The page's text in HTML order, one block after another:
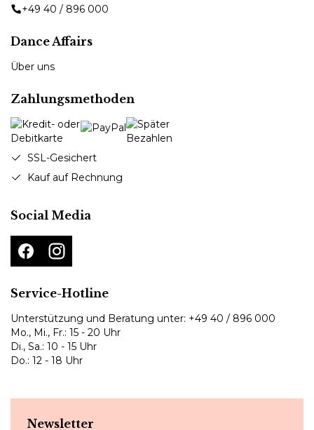
+49 40 / 896 000
Dance Affairs
Über uns
Zahlungsmethoden
SSL-Gesichert
Kauf auf Rechnung
Social Media
Service-Hotline
Unterstützung und Beratung unter: +49 40 / 896 000
Mo., Mi., Fr.: 15 - 20 Uhr
Di., Sa.: 10 - 15 Uhr
Do.: 12 - 18 Uhr
Newsletter